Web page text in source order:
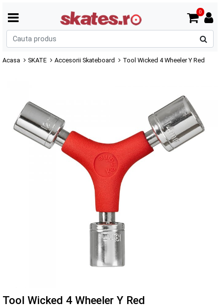
0
Acasa SKATE Accesorii Skateboard Tool Wicked 4 Wheeler Y Red
Tool Wicked 4 Wheeler Y Red